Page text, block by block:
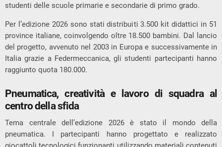
studenti delle scuole primarie e secondarie di primo grado.
Per l’edizione 2026 sono stati distribuiti 3.500 kit didattici in 51
province italiane, coinvolgendo oltre 18.500 bambini. Dal lancio
del progetto, avvenuto nel 2003 in Europa e successivamente in
Italia grazie a Federmeccanica, gli studenti partecipanti hanno
raggiunto quota 180.000.
Pneumatica, creatività e lavoro di squadra al
centro della sfida
Tema centrale dell’edizione 2026 è stato il mondo della
pneumatica. I partecipanti hanno progettato e realizzato